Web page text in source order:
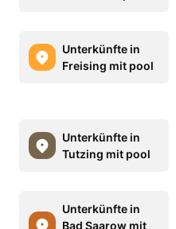
Unterkünfte in
Freising mit pool
Unterkünfte in
Tutzing mit pool
Unterkünfte in
Bad Saarow mit